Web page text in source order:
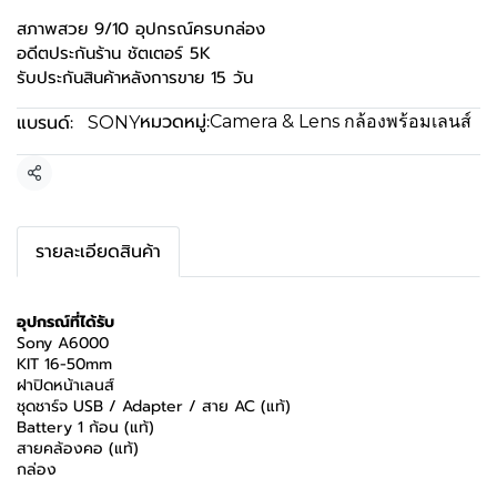
สภาพสวย 9/10 อุปกรณ์ครบกล่อง
อดีตประกันร้าน ชัตเตอร์ 5K
รับประกันสินค้าหลังการขาย 15 วัน
แบรนด์: SONYหมวดหมู่:Camera & Lens กล้องพร้อมเลนส์
แชร์
รายละเอียดสินค้า
อุปกรณ์ที่ได้รับ
Sony A6000
KIT 16-50mm
ฝาปิดหน้าเลนส์
ชุดชาร์จ USB / Adapter / สาย AC (แท้)
Battery 1 ก้อน (แท้)
สายคล้องคอ (แท้)
กล่อง